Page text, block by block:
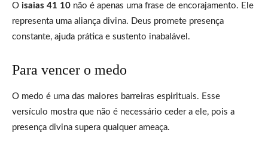
O isaias 41 10 não é apenas uma frase de encorajamento. Ele
representa uma aliança divina. Deus promete presença
constante, ajuda prática e sustento inabalável.
Para vencer o medo
O medo é uma das maiores barreiras espirituais. Esse
versículo mostra que não é necessário ceder a ele, pois a
presença divina supera qualquer ameaça.